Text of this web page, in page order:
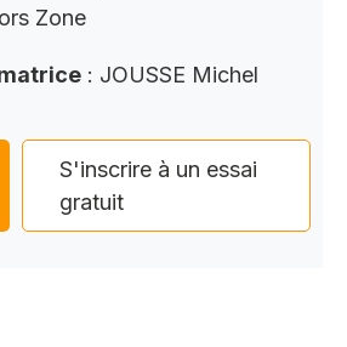
Zone
: JOUSSE Michel
S'inscrire à un essai
gratuit